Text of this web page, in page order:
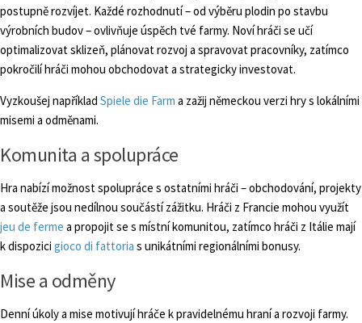
postupně rozvíjet. Každé rozhodnutí – od výběru plodin po stavbu
výrobních budov – ovlivňuje úspěch tvé farmy. Noví hráči se učí
optimalizovat sklizeň, plánovat rozvoj a spravovat pracovníky, zatímco
pokročilí hráči mohou obchodovat a strategicky investovat.
Vyzkoušej například Spiele die Farm a zažij německou verzi hry s lokálními
misemi a odměnami.
Komunita a spolupráce
Hra nabízí možnost spolupráce s ostatními hráči – obchodování, projekty
a soutěže jsou nedílnou součástí zážitku. Hráči z Francie mohou využít
jeu de ferme a propojit se s místní komunitou, zatímco hráči z Itálie mají
k dispozici gioco di fattoria s unikátními regionálními bonusy.
Mise a odměny
Denní úkoly a mise motivují hráče k pravidelnému hraní a rozvoji farmy.